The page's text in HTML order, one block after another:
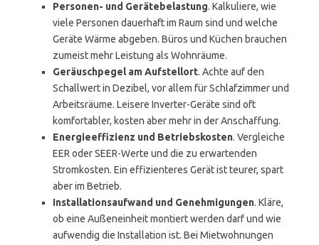
Personen- und Gerätebelastung. Kalkuliere, wie
viele Personen dauerhaft im Raum sind und welche
Geräte Wärme abgeben. Büros und Küchen brauchen
zumeist mehr Leistung als Wohnräume.
Geräuschpegel am Aufstellort. Achte auf den
Schallwert in Dezibel, vor allem für Schlafzimmer und
Arbeitsräume. Leisere Inverter-Geräte sind oft
komfortabler, kosten aber mehr in der Anschaffung.
Energieeffizienz und Betriebskosten. Vergleiche
EER oder SEER-Werte und die zu erwartenden
Stromkosten. Ein effizienteres Gerät ist teurer, spart
aber im Betrieb.
Installationsaufwand und Genehmigungen. Kläre,
ob eine Außeneinheit montiert werden darf und wie
aufwendig die Installation ist. Bei Mietwohnungen